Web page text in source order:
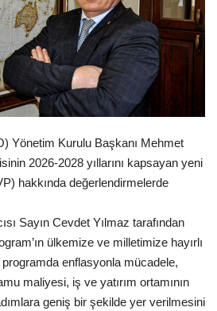
Yönetim Kurulu Başkanı Mehmet
2026-2028 yıllarını kapsayan yeni
hakkında değerlendirmelerde
Sayın Cevdet Yılmaz tarafından
ülkemize ve milletimize hayırlı
enflasyonla mücadele,
maliyesi, iş ve yatırım ortamının
geniş bir şekilde yer verilmesini